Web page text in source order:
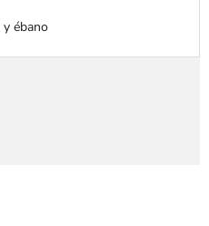
ébano